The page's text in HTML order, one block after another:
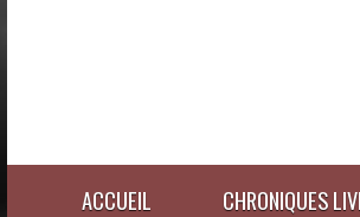
ACCUEIL CHRONIQUES